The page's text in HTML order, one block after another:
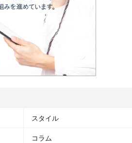
スタイル
コラム